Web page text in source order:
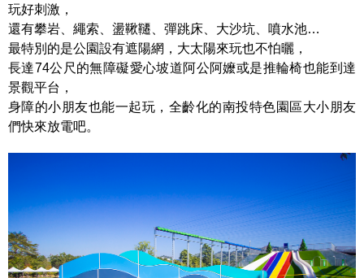
玩好刺激，
還有攀岩、繩索、盪鞦韆、彈跳床、大沙坑、噴水池…
最特別的是公園設有遮陽網，大太陽來玩也不怕曬，
長達74公尺的無障礙愛心坡道阿公阿嬤或是推輪椅也能到達
景觀平台，
身障的小朋友也能一起玩，全齡化的南投特色園區大小朋友
們快來放電吧。